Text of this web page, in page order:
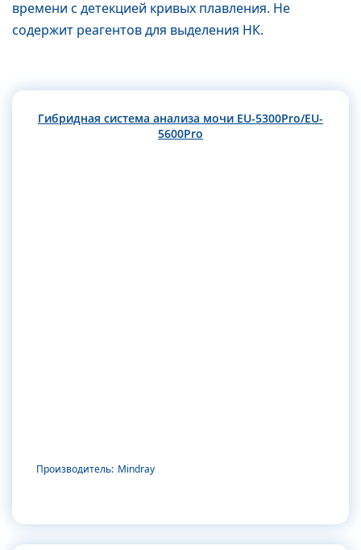
времени с детекцией кривых плавления. Не
содержит реагентов для выделения НК.
Гибридная система анализа мочи EU-5300Pro/EU-
5600Pro
Производитель: Mindray